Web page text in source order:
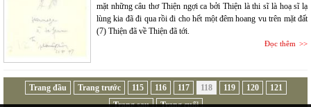
mặt những câu thơ Thiện ngợi ca bởi Thiện là thi sĩ là hoạ sĩ lạ
lùng kia đã đi qua rồi đi cho hết một đêm hoang vu trên mặt đất
(7) Thiện đã về Thiện đã tới.
Đọc thêm
Trang đầu Trang trước 115 116 117 118 119 120
121
Trang sau
Trang cuối